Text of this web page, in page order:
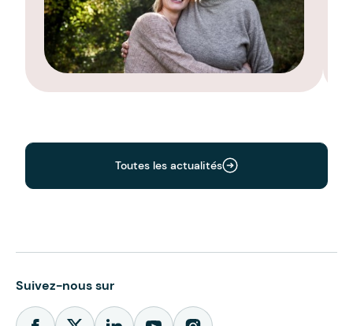
Toutes les actualités
Suivez-nous sur